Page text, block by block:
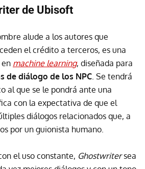
de Ubisoft
alude a los autores que
el crédito a terceros, es una
machine learning, diseñada para
de diálogo de los NPC . Se tendrá
al que se le pondrá ante una
con la expectativa de que el
diálogos relacionados que, a
por un guionista humano.
el uso constante, Ghostwritersea